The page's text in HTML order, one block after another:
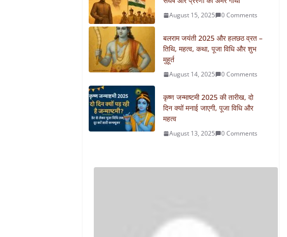
August 15, 2025 0 Comments
बलराम जयंती 2025 और हलछठ व्रत –
तिथि, महत्व, कथा, पूजा विधि और शुभ
मुहूर्त
August 14, 2025 0 Comments
कृष्ण जन्माष्टमी 2025 की तारीख, दो
दिन क्यों मनाई जाएगी, पूजा विधि और
महत्व
August 13, 2025 0 Comments